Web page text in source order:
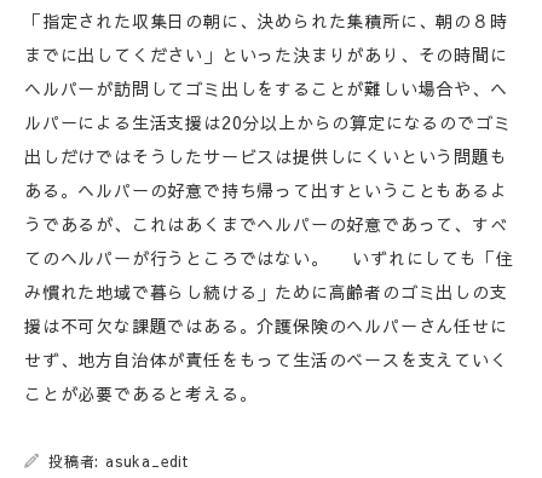
「指定された収集日の朝に、決められた集積所に、朝の８時
までに出してください」といった決まりがあり、その時間に
ヘルパーが訪問してゴミ出しをすることが難しい場合や、ヘ
ルパーによる生活支援は20分以上からの算定になるのでゴミ
出しだけではそうしたサービスは提供しにくいという問題も
ある。ヘルパーの好意で持ち帰って出すということもあるよ
うであるが、これはあくまでヘルパーの好意であって、すべ
てのヘルパーが行うところではない。 いずれにしても「住
み慣れた地域で暮らし続ける」ために高齢者のゴミ出しの支
援は不可欠な課題ではある。介護保険のヘルパーさん任せに
せず、地方自治体が責任をもって生活のベースを支えていく
ことが必要であると考える。
投稿者: asuka_edit